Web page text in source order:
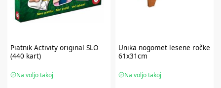
PiatnikActivity original SLO
(440 kart)
Na voljo takoj
Unika nogomet lesene ročke
61x31cm
Na voljo takoj